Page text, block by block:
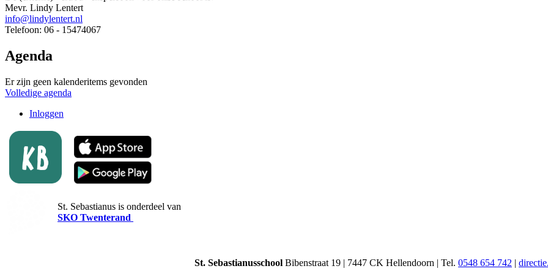
Mevr. Lindy Lentert
info@lindylentert.nl
Telefoon: 06 - 15474067
Agenda
Er zijn geen kalenderitems gevonden
Volledige agenda
Inloggen
St. Sebastianus is onderdeel van
SKO Twenterand
St. Sebastianusschool Bibenstraat 19 | 7447 CK Hellendoorn | Tel. 0548 654 742 |